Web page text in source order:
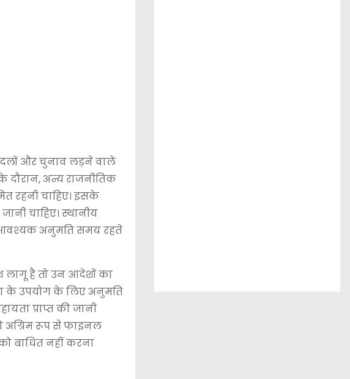
दलों और चुनाव लड़ने वाले
दौरान, अन्य राजनीतिक
रहनी चाहिए। इसके
चाहिए। स्थानीय
आवश्यक अनुमति समय रहते
लागू है तो उन आदेशों का
के उपयोग के लिए अनुमति
प्राप्त की जानी
अग्रिम रूप से फाइनल
बाधित नहीं करना